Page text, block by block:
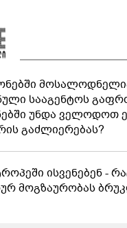
სააგენტოს
უნდა ველოდოთ
გაძლიერებას?
ისვენებენ -
მოგზაურობას